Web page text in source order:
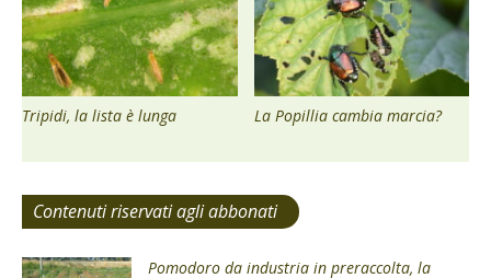
Tripidi, la lista è lunga La Popillia cambia marcia?
Contenuti riservati agli abbonati
Pomodoro da industria in preraccolta, la